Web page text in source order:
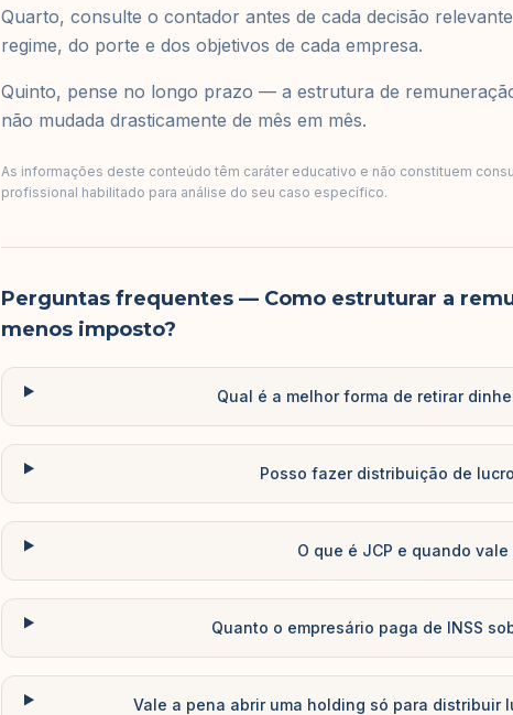
Quarto, consulte o contador antes de cada decisão
regime, do porte e dos objetivos de cada empresa.
Quinto, pense no longo prazo — a estrutura de
não mudada drasticamente de mês em mês.
As informações deste conteúdo têm caráter educativo e não constituem
profissional habilitado para análise do seu caso específico.
Perguntas frequentes — Como estruturar a
menos imposto?
Qual é a melhor forma de retirar
Posso fazer distribuição de
O que é JCP e quando vale
Quanto o empresário paga de INSS
Vale a pena abrir uma holding só para distribuir